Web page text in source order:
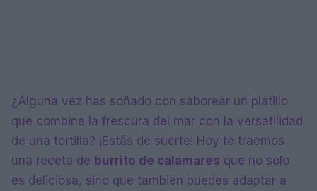
¿Alguna vez has soñado con saborear un platillo
que combine la frescura del mar con la versatilidad
de una tortilla? ¡Estás de suerte! Hoy te traemos
una receta de burrito de calamares que no solo
es deliciosa, sino que también puedes adaptar a